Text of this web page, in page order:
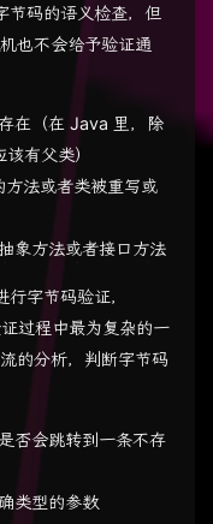
节码的语义检查，但
也不会给予验证通
在（在 Java 里，除
有父类）
法或者类被重写或
象方法或者接口方法
字节码验证，
过程中最为复杂的一
的分析，判断字节码
否会跳转到一条不存
类型的参数